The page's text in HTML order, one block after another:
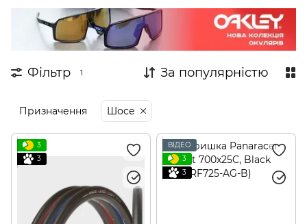
Фільтр 1 За популярністю
Призначення Шосе
3
3
ВІДЕО
3
3